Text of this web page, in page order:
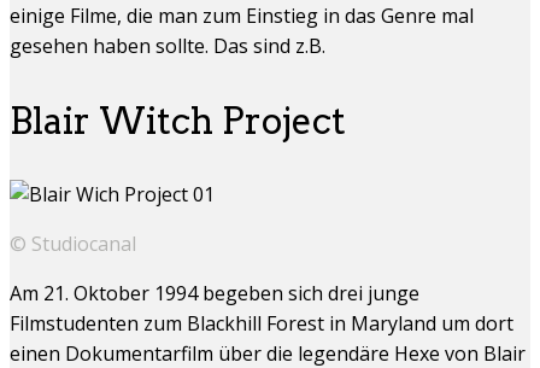
einige Filme, die man zum Einstieg in das Genre mal
gesehen haben sollte. Das sind z.B.
Blair Witch Project
© Studiocanal
Am 21. Oktober 1994 begeben sich drei junge
Filmstudenten zum Blackhill Forest in Maryland um dort
einen Dokumentarfilm über die legendäre Hexe von Blair